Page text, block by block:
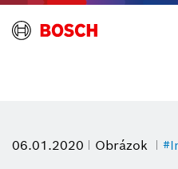
06.01.2020 Obrázok